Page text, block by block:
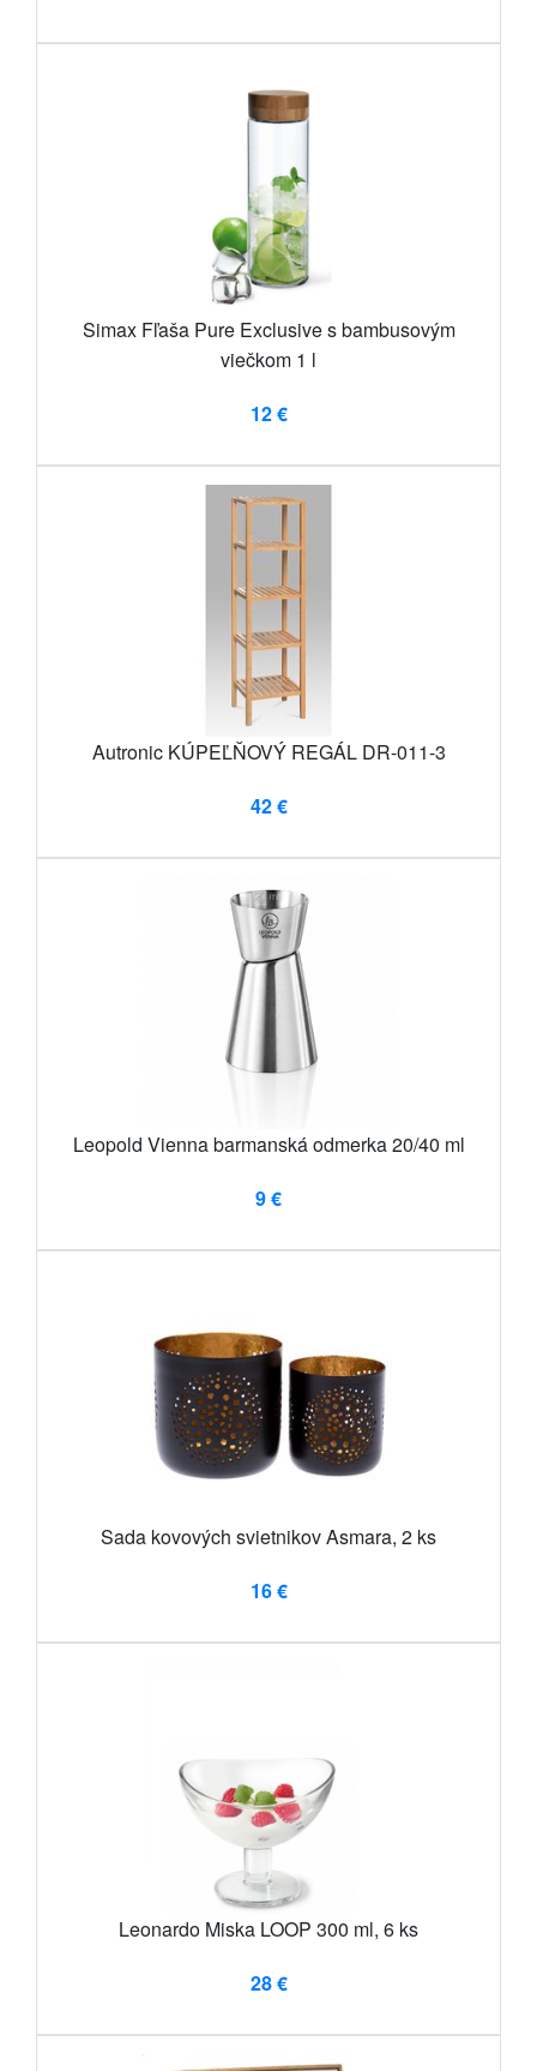
Simax Fľaša Pure Exclusive s bambusovým
viečkom 1 l
12 €
Autronic KÚPEĽŇOVÝ REGÁL DR-011-3
42 €
Leopold Vienna barmanská odmerka 20/40 ml
9 €
Sada kovových svietnikov Asmara, 2 ks
16 €
Leonardo Miska LOOP 300 ml, 6 ks
28 €